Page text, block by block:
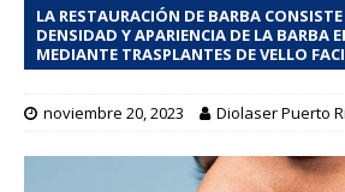
LA RESTAURACIÓN DE BARBA
DENSIDAD Y APARIENCIA DE LA BARBA
MEDIANTE TRASPLANTES DE VELLO
noviembre 20, 2023 Diolaser Puerto